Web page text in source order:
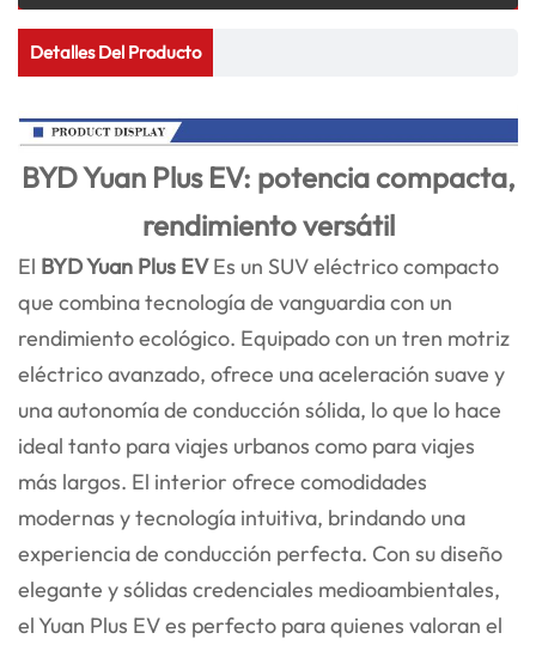
Detalles Del Producto
BYD Yuan Plus EV: potencia compacta,
rendimiento versátil
El BYD Yuan Plus EVEs un SUV eléctrico compacto
que combina tecnología de vanguardia con un
rendimiento ecológico. Equipado con un tren motriz
eléctrico avanzado, ofrece una aceleración suave y
una autonomía de conducción sólida, lo que lo hace
ideal tanto para viajes urbanos como para viajes
más largos. El interior ofrece comodidades
modernas y tecnología intuitiva, brindando una
experiencia de conducción perfecta. Con su diseño
elegante y sólidas credenciales medioambientales,
el Yuan Plus EV es perfecto para quienes valoran el